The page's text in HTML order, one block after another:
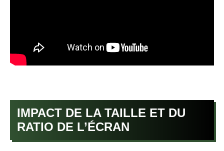
IMPACT DE LA TAILLE ET DU
RATIO DE L’ÉCRAN